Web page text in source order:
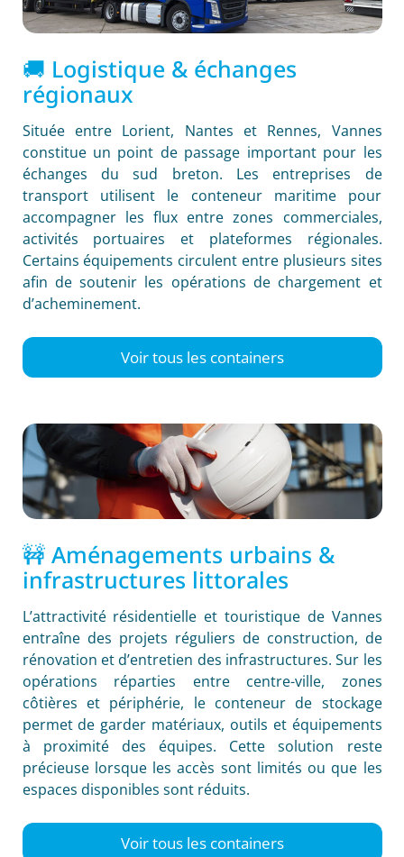
🚚 Logistique & échanges
régionaux
Située entre Lorient, Nantes et Rennes, Vannes
constitue un point de passage important pour les
échanges du sud breton. Les entreprises de
transport utilisent le conteneur maritime pour
accompagner les flux entre zones commerciales,
activités portuaires et plateformes régionales.
Certains équipements circulent entre plusieurs sites
afin de soutenir les opérations de chargement et
d’acheminement.
Voir tous les containers
🚧 Aménagements urbains &
infrastructures littorales
L’attractivité résidentielle et touristique de Vannes
entraîne des projets réguliers de construction, de
rénovation et d’entretien des infrastructures. Sur les
opérations réparties entre centre-ville, zones
côtières et périphérie, le conteneur de stockage
permet de garder matériaux, outils et équipements
à proximité des équipes. Cette solution reste
précieuse lorsque les accès sont limités ou que les
espaces disponibles sont réduits.
Voir tous les containers